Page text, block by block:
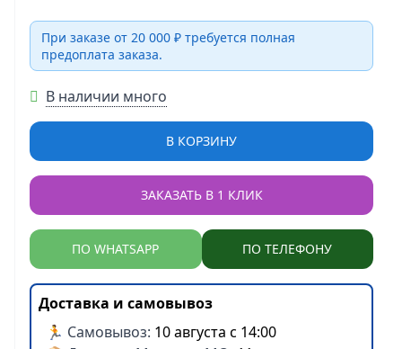
При заказе от 20 000 ₽ требуется полная
предоплата заказа.
В наличии много
В КОРЗИНУ
ЗАКАЗАТЬ В 1 КЛИК
ПО WHATSAPP ПО ТЕЛЕФОНУ
Доставка и самовывоз
🏃 Самовывоз: 10 августа с 14:00